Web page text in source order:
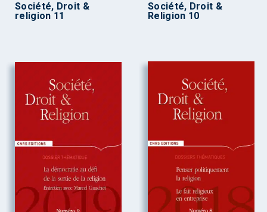
Société, Droit &
religion 11
Société, Droit &
Religion 10